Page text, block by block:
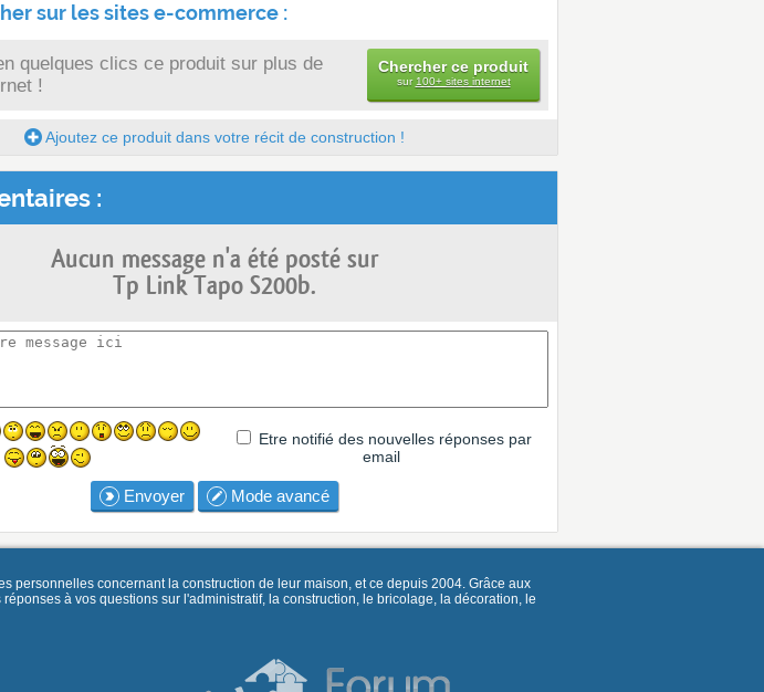
sur les sites e-commerce :
quelques clics ce produit sur plus de
!
Chercher ce produit
sur 100+ sites internet
Ajoutez ce produit dans votre récit de construction !
:
Aucun message n'a été posté sur
Tp Link Tapo S200b.
Etre notifié des nouvelles réponses par
email
Envoyer Mode avancé
personnelles concernant la construction de leur maison, et ce depuis 2004. Grâce aux
à vos questions sur l'administratif, la construction, le bricolage, la décoration, le